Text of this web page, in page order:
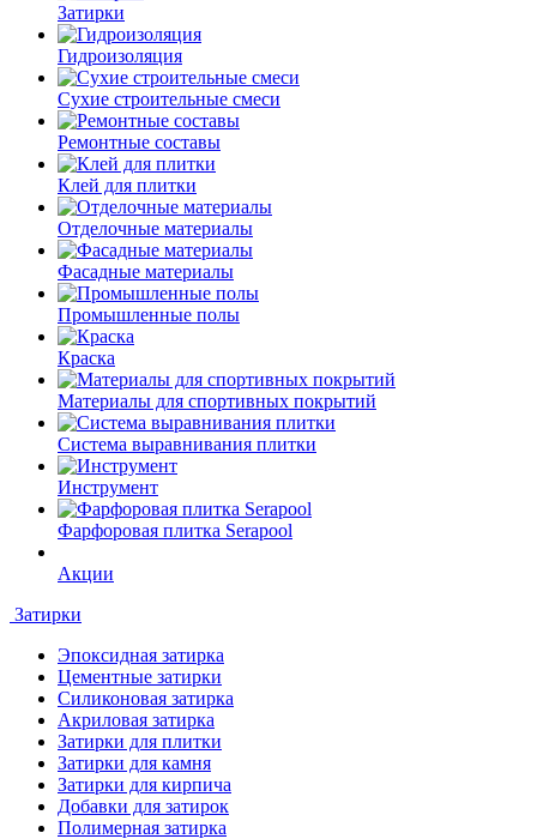
Затирки
Гидроизоляция
Сухие строительные смеси
Ремонтные составы
Клей для плитки
Отделочные материалы
Фасадные материалы
Промышленные полы
Краска
Материалы для спортивных покрытий
Система выравнивания плитки
Инструмент
Фарфоровая плитка Serapool
Акции
Затирки
Эпоксидная затирка
Цементные затирки
Силиконовая затирка
Акриловая затирка
Затирки для плитки
Затирки для камня
Затирки для кирпича
Добавки для затирок
Полимерная затирка